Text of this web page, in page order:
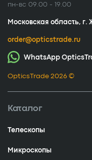
пн-вс 09.00 - 19.00
Московская область, г.
order@opticstrade.ru
WhatsApp
OpticsTrade 2026 ©
Каталог
Телескопы
Микроскопы